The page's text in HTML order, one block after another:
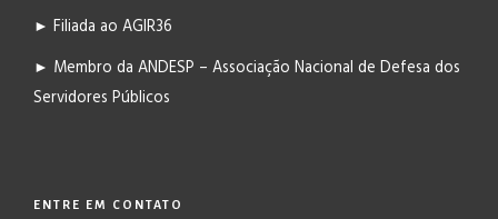
► Filiada ao AGIR36
► Membro da ANDESP – Associação Nacional de Defesa dos
Servidores Públicos
ENTRE EM CONTATO